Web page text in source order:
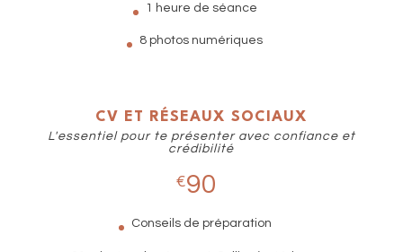
1 heure de séance
8 photos numériques
CV ET RÉSEAUX SOCIAUX
L'essentiel pour te présenter avec confiance et
crédibilité
€90
Conseils de préparation